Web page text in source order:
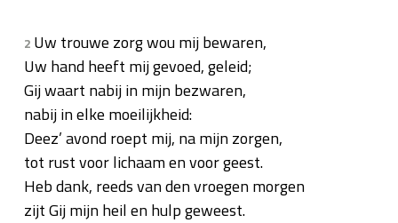
2 Uw trouwe zorg wou mij bewaren,
Uw hand heeft mij gevoed, geleid;
Gij waart nabij in mijn bezwaren,
nabij in elke moeilijkheid:
Deez’ avond roept mij, na mijn zorgen,
tot rust voor lichaam en voor geest.
Heb dank, reeds van den vroegen morgen
zijt Gij mijn heil en hulp geweest.